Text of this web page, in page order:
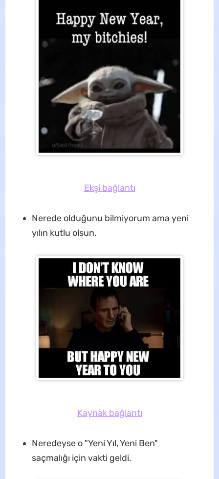
Ekşi bağlantı
Nerede olduğunu bilmiyorum ama yeni
yılın kutlu olsun.
Kaynak bağlantı
Neredeyse o "Yeni Yıl, Yeni Ben"
saçmalığı için vakti geldi.